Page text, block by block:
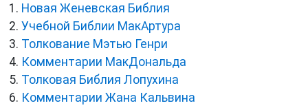
Новая Женевская Библия
Учебной Библии МакАртура
Толкование Мэтью Генри
Комментарии МакДональда
Толковая Библия Лопухина
Комментарии Жана Кальвина